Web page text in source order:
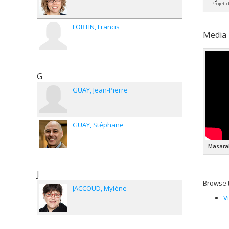
Projet
Co-
Media
Browse
FORTIN Francis
G
GUAY Jean-Pierre
GUAY Stéphane
J
JACCOUD Mylène